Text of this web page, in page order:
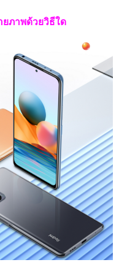
ยภาพด้วยวิธีใด